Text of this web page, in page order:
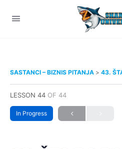
SASTANCI – BIZNIS PITANJA 43. ŠTA DA
LESSON 44 OF 44
In Progress